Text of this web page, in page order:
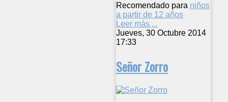
Recomendado para niños
a partir de 12 años
Leer más ...
Jueves, 30 Octubre 2014
17:33
Señor Zorro